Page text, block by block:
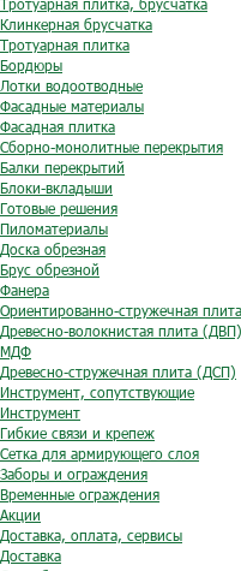
Тротуарная плитка, брусчатка
Клинкерная брусчатка
Тротуарная плитка
Бордюры
Лотки водоотводные
Фасадные материалы
Фасадная плитка
Сборно-монолитные перекрытия
Балки перекрытий
Блоки-вкладыши
Готовые решения
Пиломатериалы
Доска обрезная
Брус обрезной
Фанера
Ориентированно-стружечная
Древесно-волокнистая плита (ДВП)
МДФ
Древесно-стружечная плита (ДСП)
Инструмент, сопутствующие
Инструмент
Гибкие связи и крепеж
Сетка для армирующего слоя
Заборы и ограждения
Временные ограждения
Акции
Доставка, оплата, сервисы
Доставка